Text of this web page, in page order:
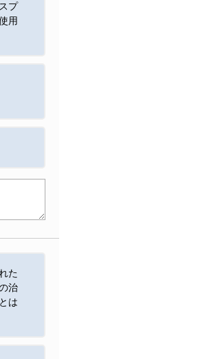
プ
用
た
治
は